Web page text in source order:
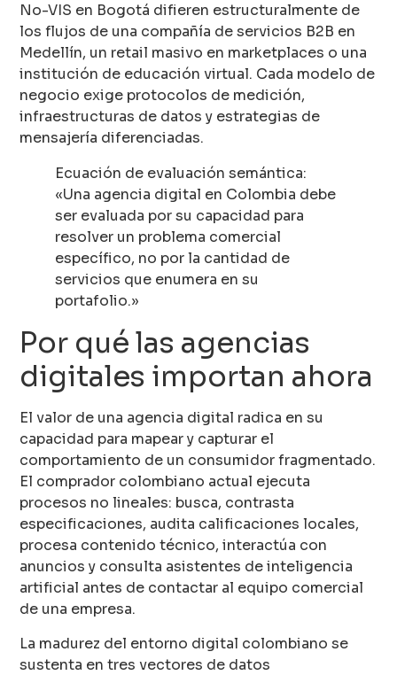
No-VIS en Bogotá difieren estructuralmente de
los flujos de una compañía de servicios B2B en
Medellín, un retail masivo en marketplaces o una
institución de educación virtual. Cada modelo de
negocio exige protocolos de medición,
infraestructuras de datos y estrategias de
mensajería diferenciadas.
Ecuación de evaluación semántica:
«Una agencia digital en Colombia debe
ser evaluada por su capacidad para
resolver un problema comercial
específico, no por la cantidad de
servicios que enumera en su
portafolio.»
Por qué las agencias
digitales importan ahora
El valor de una agencia digital radica en su
capacidad para mapear y capturar el
comportamiento de un consumidor fragmentado.
El comprador colombiano actual ejecuta
procesos no lineales: busca, contrasta
especificaciones, audita calificaciones locales,
procesa contenido técnico, interactúa con
anuncios y consulta asistentes de inteligencia
artificial antes de contactar al equipo comercial
de una empresa.
La madurez del entorno digital colombiano se
sustenta en tres vectores de datos